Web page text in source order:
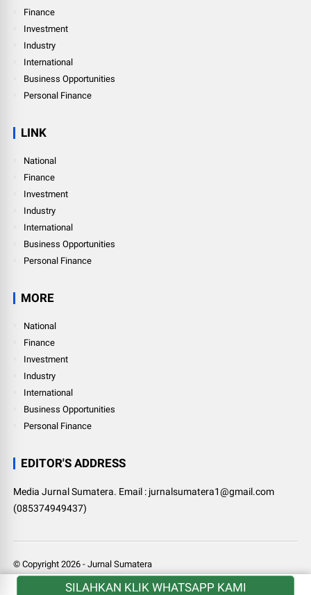
SILAHKAN KLIK WHATSAPP KAMI
Finance
Investment
Industry
International
Business Opportunities
Personal Finance
LINK
National
Finance
Investment
Industry
International
Business Opportunities
Personal Finance
MORE
National
Finance
Investment
Industry
International
Business Opportunities
Personal Finance
EDITOR'S ADDRESS
Media Jurnal Sumatera. Email : jurnalsumatera1@gmail.com
(085374949437)
© Copyright2026 -Jurnal Sumatera